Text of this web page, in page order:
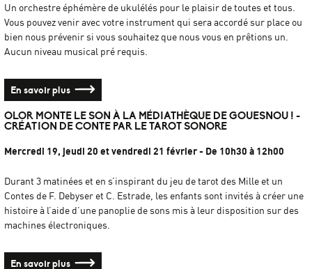
Un orchestre éphémère de ukulélés pour le plaisir de toutes et tous.
Vous pouvez venir avec votre instrument qui sera accordé sur place ou
bien nous prévenir si vous souhaitez que nous vous en prêtions un.
Aucun niveau musical pré requis.
En savoir plus
OLOR MONTE LE SON À LA MÉDIATHÈQUE DE GOUESNOU ! -
CRÉATION DE CONTE PAR LE TAROT SONORE
Mercredi 19, jeudi 20 et vendredi 21 février - De 10h30 à 12h00
Durant 3 matinées et en s’inspirant du jeu de tarot des Mille et un
Contes de F. Debyser et C. Estrade, les enfants sont invités à créer une
histoire à l’aide d’une panoplie de sons mis à leur disposition sur des
machines électroniques.
En savoir plus